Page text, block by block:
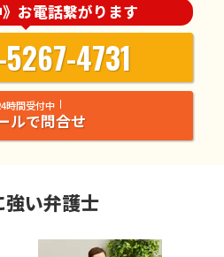
》お電話繋がります
4731
時間受付中
ルで問合せ
強い弁護士